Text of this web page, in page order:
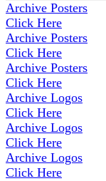
Archive Posters
Click Here
Archive Posters
Click Here
Archive Posters
Click Here
Archive Logos
Click Here
Archive Logos
Click Here
Archive Logos
Click Here